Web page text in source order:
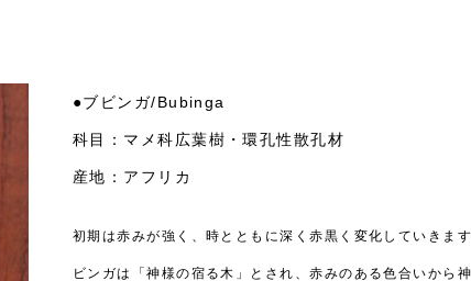
●ブビンガ/Bubinga
科目：マメ科広葉樹・環孔性散孔材
産地：アフリカ
初期は赤みが強く、時とともに深く赤黒く変化していきま
ビンガは「神様の宿る木」とされ、赤みのある色合いから